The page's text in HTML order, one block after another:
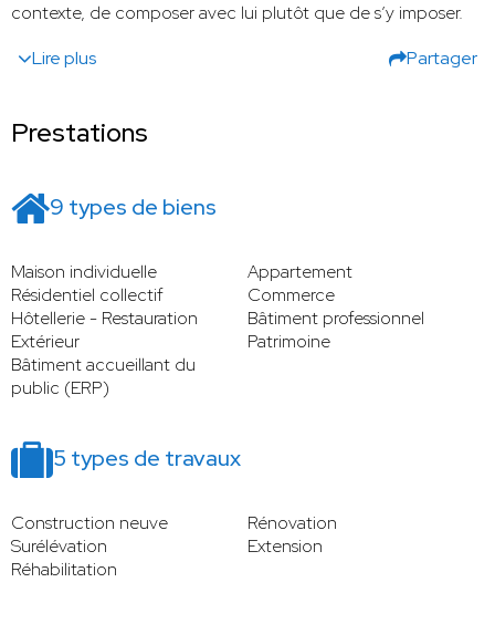
contexte, de composer avec lui plutôt que de s’y imposer.
Lire plus
Partager
Prestations
9 types de biens
Maison individuelle
Appartement
Résidentiel collectif
Commerce
Hôtellerie - Restauration
Bâtiment professionnel
Extérieur
Patrimoine
Bâtiment accueillant du
public (ERP)
5 types de travaux
Construction neuve
Rénovation
Surélévation
Extension
Réhabilitation